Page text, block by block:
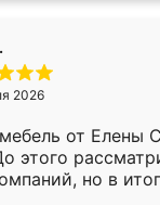
выглядит так,
2026
от Елены
этого
но в
обговорили